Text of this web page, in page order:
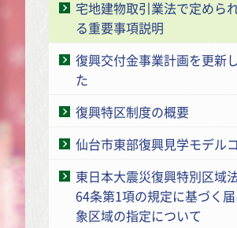
宅地建物取引業法で定めら
る重要事項説明
復興交付金事業計画を更新
た
復興特区制度の概要
仙台市東部復興見学モデル
東日本大震災復興特別区域
64条第1項の規定に基づく
象区域の指定について